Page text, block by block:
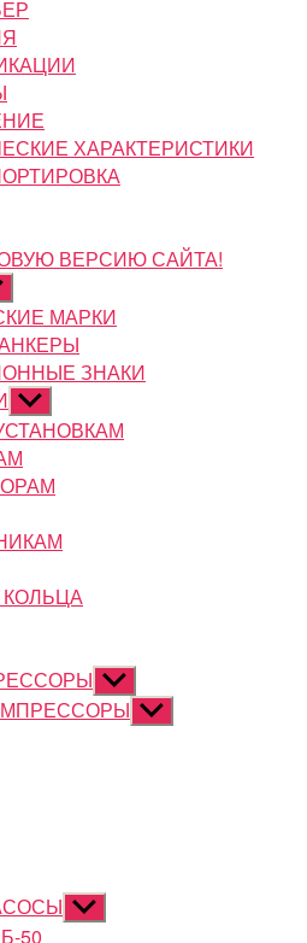
ХАРАКТЕРИСТИКИ
ВЕРСИЮ САЙТА!
МАРКИ
ЗНАКИ
Показывать
подменю
Показывать
подменюПоказывать
подменю
Показывать
подменю
50